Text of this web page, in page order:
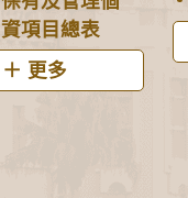
資項目總表
更多